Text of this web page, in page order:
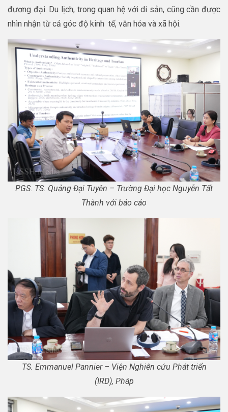
đương đại. Du lịch, trong quan hệ với di sản, cũng cần được
nhìn nhận từ cả góc độ kinh tế, văn hóa và xã hội.
PGS. TS. Quảng Đại Tuyên – Trường Đại học Nguyễn Tất
Thành với báo cáo
TS. Emmanuel Pannier – Viện Nghiên cứu Phát triển
(IRD), Pháp